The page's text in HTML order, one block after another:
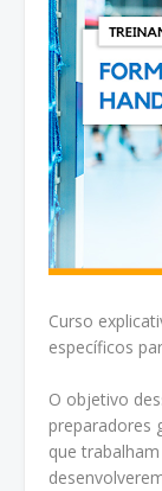
Curso
específicos
O objetivo
preparadores
que